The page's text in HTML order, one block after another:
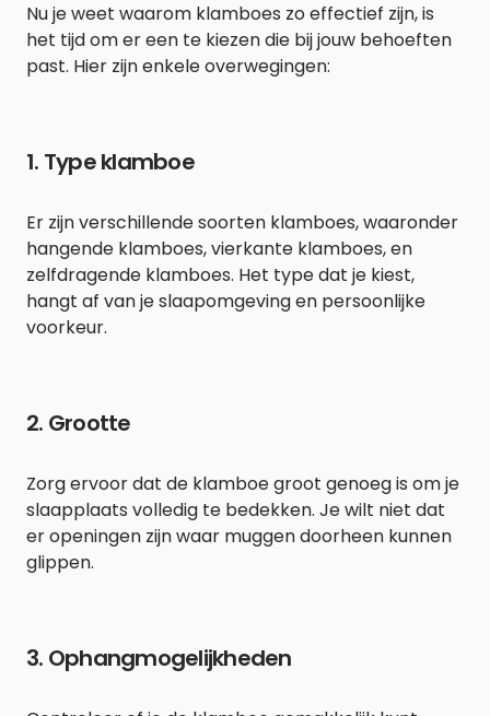
Nu je weet waarom klamboes zo effectief zijn, is
het tijd om er een te kiezen die bij jouw behoeften
past. Hier zijn enkele overwegingen:
1. Type klamboe
Er zijn verschillende soorten klamboes, waaronder
hangende klamboes, vierkante klamboes, en
zelfdragende klamboes. Het type dat je kiest,
hangt af van je slaapomgeving en persoonlijke
voorkeur.
2. Grootte
Zorg ervoor dat de klamboe groot genoeg is om je
slaapplaats volledig te bedekken. Je wilt niet dat
er openingen zijn waar muggen doorheen kunnen
glippen.
3. Ophangmogelijkheden